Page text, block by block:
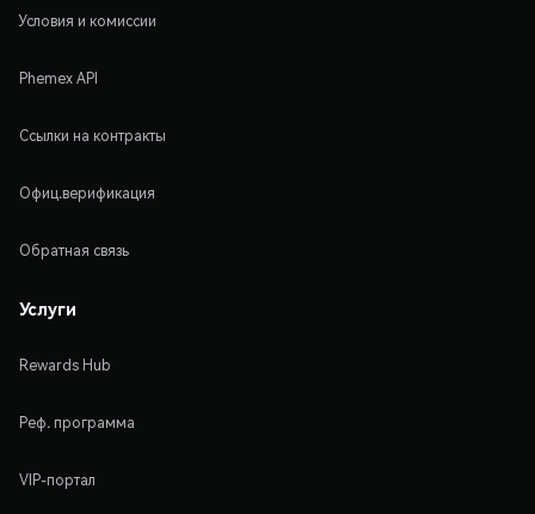
Условия и комиссии
Phemex API
Ссылки на контракты
Офиц.верификация
Обратная связь
Услуги
Rewards Hub
Реф. программа
VIP-портал